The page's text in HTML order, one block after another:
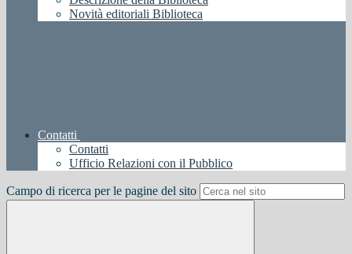
Novità editoriali Biblioteca
Contatti
Contatti
Ufficio Relazioni con il Pubblico
Campo di ricerca per le pagine del sito